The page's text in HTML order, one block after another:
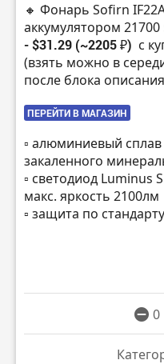
🔸 Фонарь Sofirn
аккумулятором
- $31.29 (~2205 ₽) с
(взять можно в
после блока
ПЕРЕЙТИ В МАГАЗИН
▫️ алюминиевый сплав
закаленного
▫️ светодиод Luminus
макс. яркость 2100лм
▫️ защита по
0